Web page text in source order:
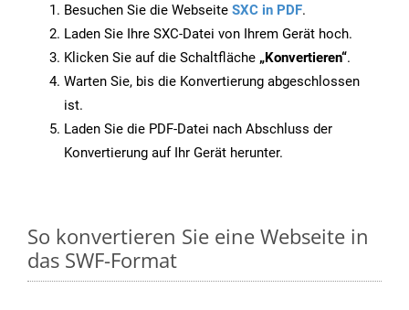
Besuchen Sie die Webseite SXC in PDF.
Laden Sie Ihre SXC-Datei von Ihrem Gerät hoch.
Klicken Sie auf die Schaltfläche „Konvertieren“.
Warten Sie, bis die Konvertierung abgeschlossen
ist.
Laden Sie die PDF-Datei nach Abschluss der
Konvertierung auf Ihr Gerät herunter.
So konvertieren Sie eine Webseite in
das SWF-Format